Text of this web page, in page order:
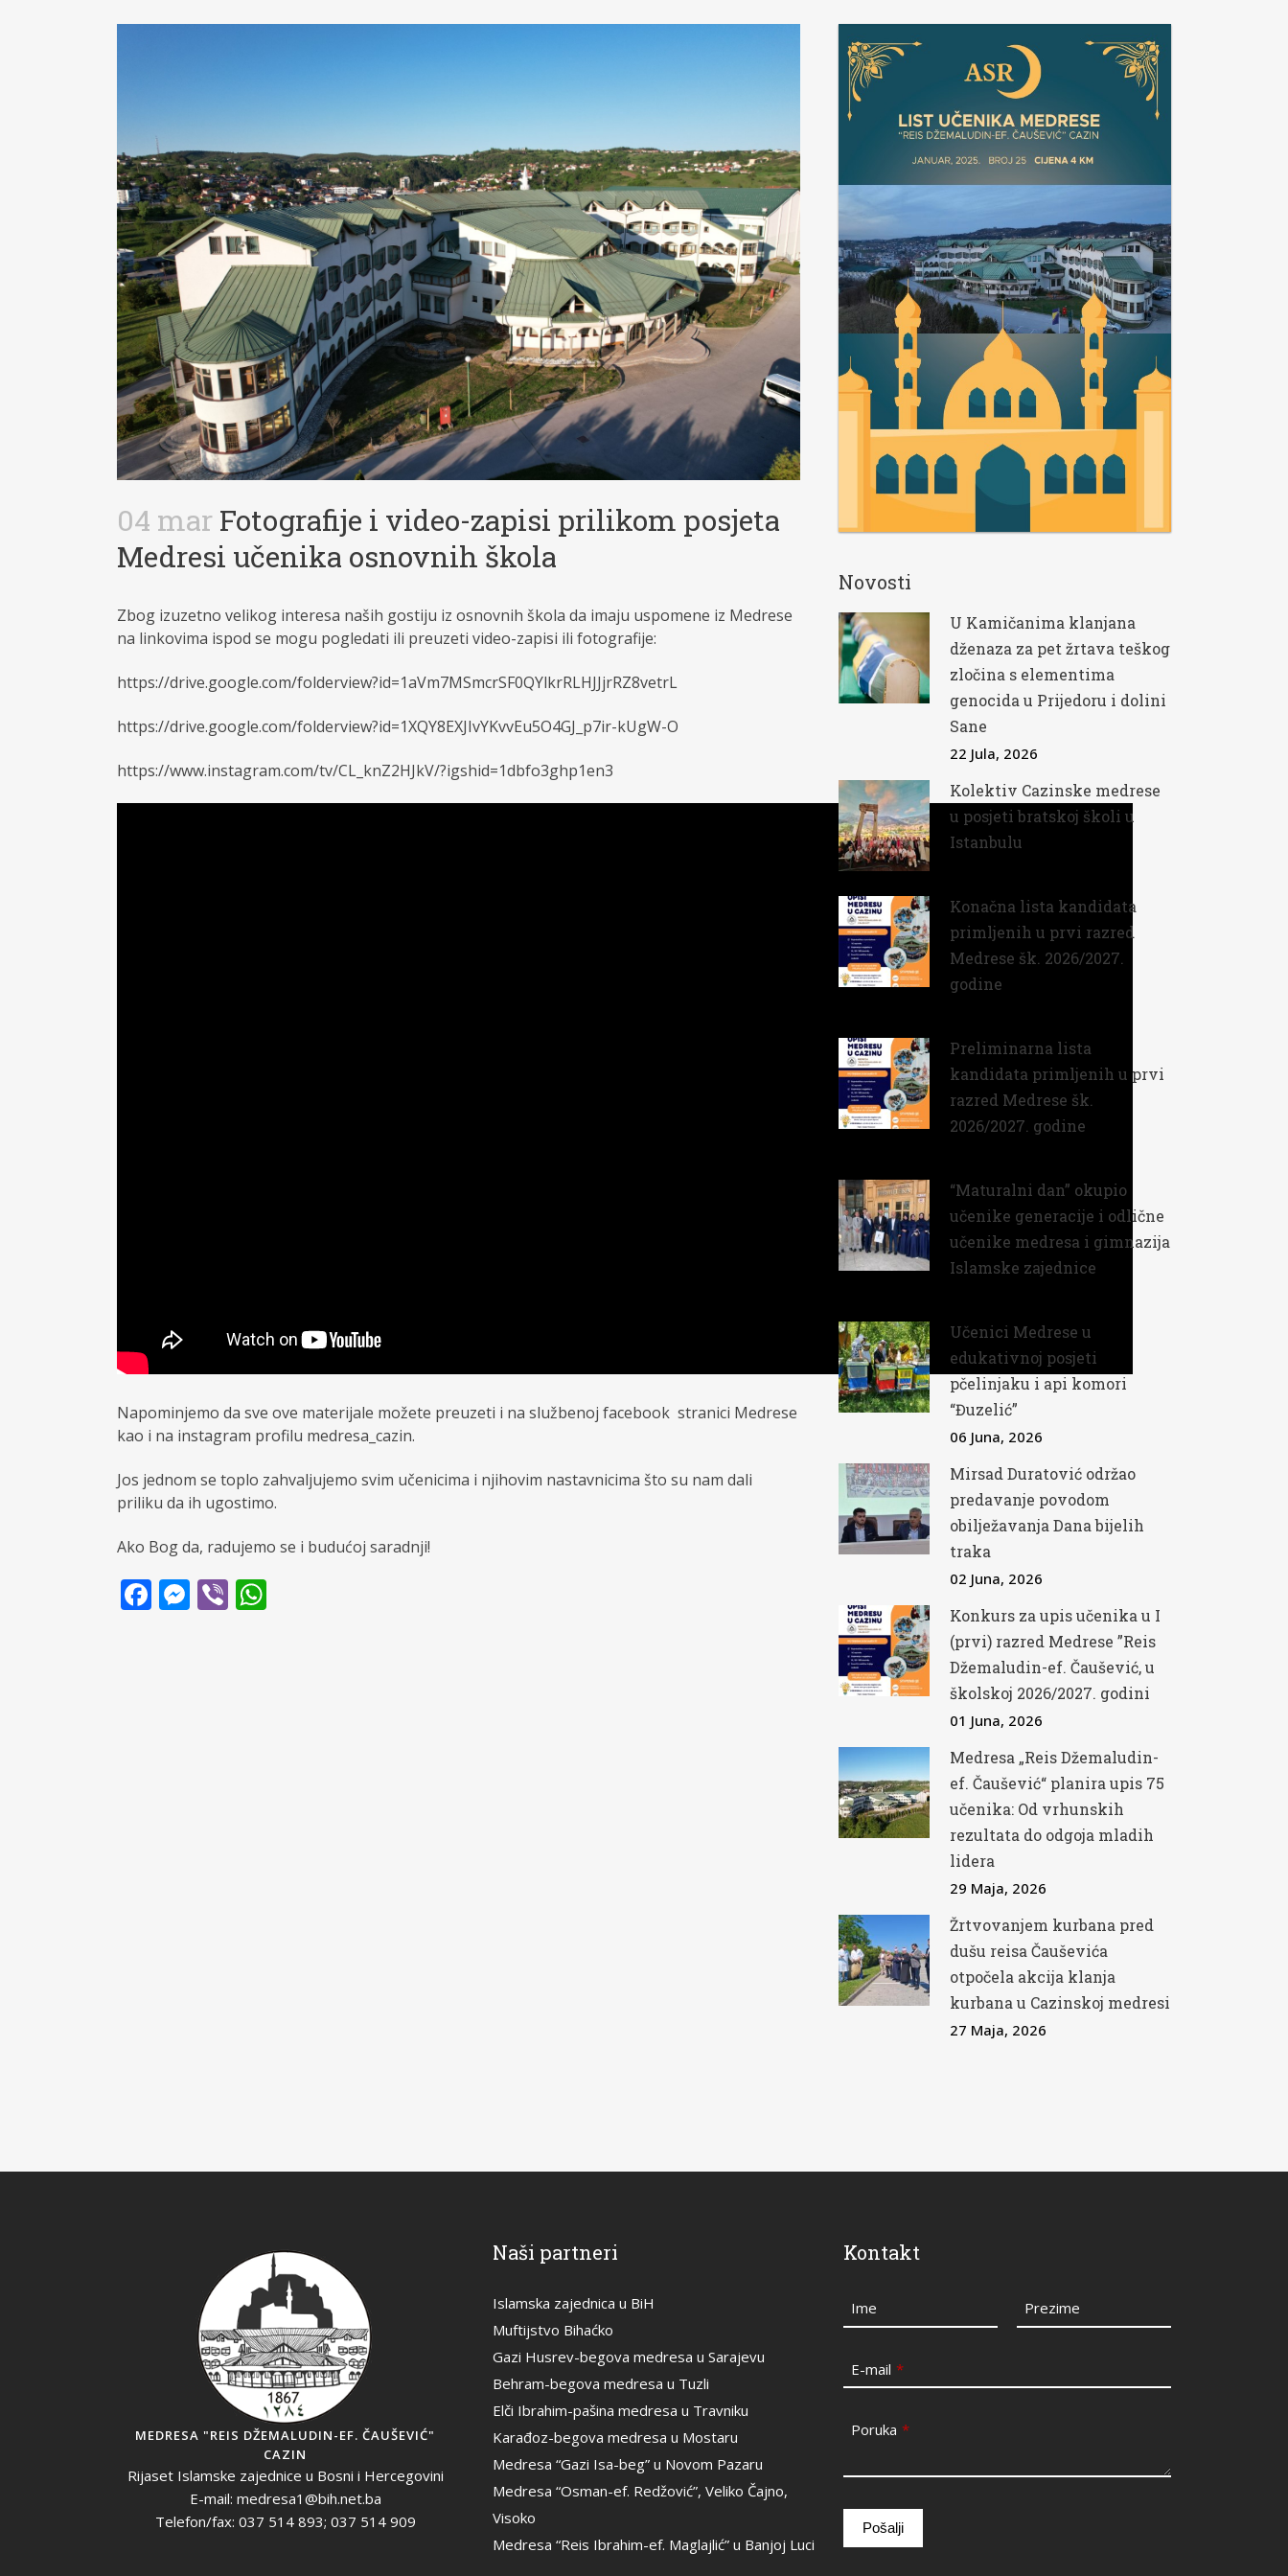
04 mar Fotografije i video-zapisi prilikom posjeta
Medresi učenika osnovnih škola
Zbog izuzetno velikog interesa naših gostiju iz osnovnih škola da imaju uspomene iz Medrese
na linkovima ispod se mogu pogledati ili preuzeti video-zapisi ili fotografije:
https://drive.google.com/folderview?id=1aVm7MSmcrSF0QYlkrRLHJJjrRZ8vetrL
https://drive.google.com/folderview?id=1XQY8EXJIvYKvvEu5O4GJ_p7ir-kUgW-O
https://www.instagram.com/tv/CL_knZ2HJkV/?igshid=1dbfo3ghp1en3
Napominjemo da sve ove materijale možete preuzeti i na službenoj facebook stranici Medrese
kao i na instagram profilu medresa_cazin.
Jos jednom se toplo zahvaljujemo svim učenicima i njihovim nastavnicima što su nam dali
priliku da ih ugostimo.
Ako Bog da, radujemo se i budućoj saradnji!
Facebook
Messenger
Viber
Novosti
U Kamičanima klanjana
dženaza za pet žrtava teškog
zločina s elementima
genocida u Prijedoru i dolini
Sane
22 Jula, 2026
Kolektiv Cazinske medrese
u posjeti bratskoj školi u
Istanbulu
Konačna lista kandidata
primljenih u prvi razred
Medrese šk. 2026/2027.
godine
Preliminarna lista
kandidata primljenih u prvi
razred Medrese šk.
2026/2027. godine
“Maturalni dan” okupio
učenike generacije i odlične
učenike medresa i gimnazija
Islamske zajednice
Učenici Medrese u
edukativnoj posjeti
pčelinjaku i api komori
“Đuzelić”
06 Juna, 2026
Mirsad Duratović održao
predavanje povodom
obilježavanja Dana bijelih
traka
02 Juna, 2026
Konkurs za upis učenika u I
(prvi) razred Medrese ”Reis
Džemaludin-ef. Čaušević, u
školskoj 2026/2027. godini
01 Juna, 2026
Medresa „Reis Džemaludin-
ef. Čaušević“ planira upis 75
učenika: Od vrhunskih
rezultata do odgoja mladih
lidera
29 Maja, 2026
Žrtvovanjem kurbana pred
dušu reisa Čauševića
otpočela akcija klanja
kurbana u Cazinskoj medresi
27 Maja, 2026
MEDRESA "REIS DŽEMALUDIN-EF. ČAUŠEVIĆ"
CAZIN
Rijaset Islamske zajednice u Bosni i Hercegovini
E-mail: medresa1@bih.net.ba
Telefon/fax: 037 514 893; 037 514 909
Naši partneri
Islamska zajednica u BiH
Muftijstvo Bihaćko
Gazi Husrev-begova medresa u Sarajevu
Behram-begova medresa u Tuzli
Elči Ibrahim-pašina medresa u Travniku
Karađoz-begova medresa u Mostaru
Medresa “Gazi Isa-beg” u Novom Pazaru
Medresa “Osman-ef. Redžović”, Veliko Čajno,
Visoko
Medresa “Reis Ibrahim-ef. Maglajlić” u Banjoj Luci
Kontakt
Ime Prezime
E-mail *
Poruka *
Pošalji